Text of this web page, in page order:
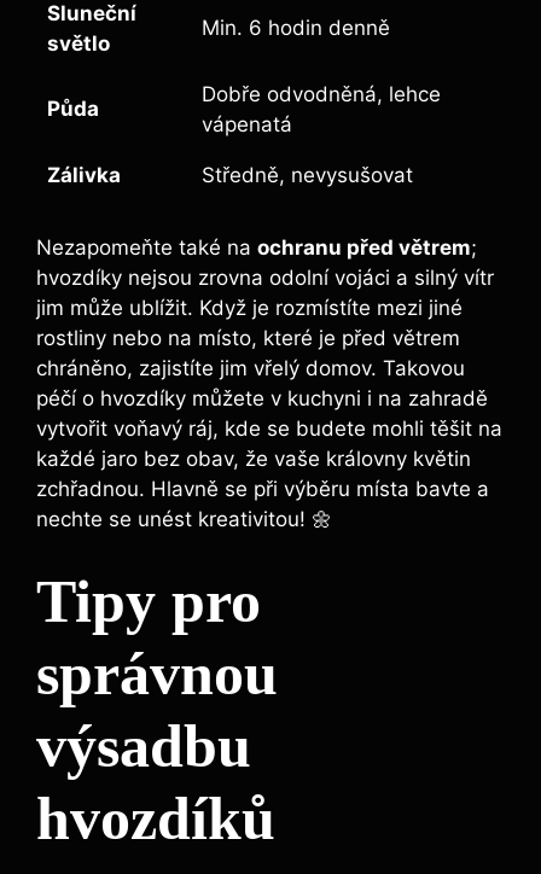
Sluneční
světlo
Min. 6 hodin denně
Půda
Dobře odvodněná, lehce
vápenatá
Zálivka Středně, nevysušovat
Nezapomeňte také na ochranu před větrem;
hvozdíky nejsou zrovna odolní vojáci a silný vítr
jim může ublížit. Když je rozmístíte mezi jiné
rostliny nebo na místo, které je před větrem
chráněno, zajistíte jim vřelý domov. Takovou
péčí o hvozdíky můžete v kuchyni i na zahradě
vytvořit voňavý ráj, kde se budete mohli těšit na
každé jaro bez obav, že vaše královny květin
zchřadnou. Hlavně se při výběru místa bavte a
nechte se unést kreativitou! 🌼
Tipy pro
správnou
výsadbu
hvozdíků